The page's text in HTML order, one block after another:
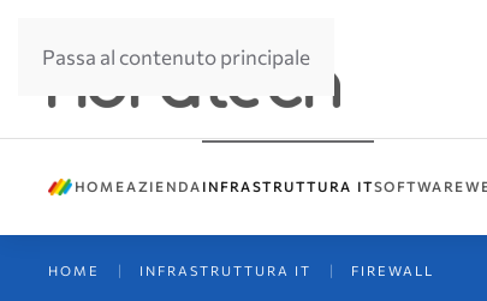
Passa al contenuto principale
HOMEAZIENDA INFRASTRUTTURA ITSOFTWARE
HOME INFRASTRUTTURA IT FIREWALL